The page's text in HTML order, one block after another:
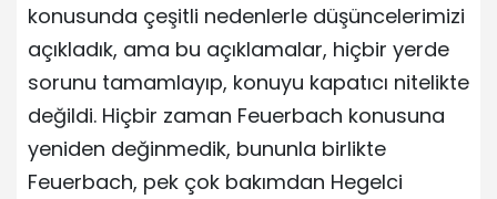
konusunda çeşitli nedenlerle düşüncelerimizi
açıkladık, ama bu açıklamalar, hiçbir yerde
sorunu tamamlayıp, konuyu kapatıcı nitelikte
değildi. Hiçbir zaman Feuerbach konusuna
yeniden değinmedik, bununla birlikte
Feuerbach, pek çok bakımdan Hegelci